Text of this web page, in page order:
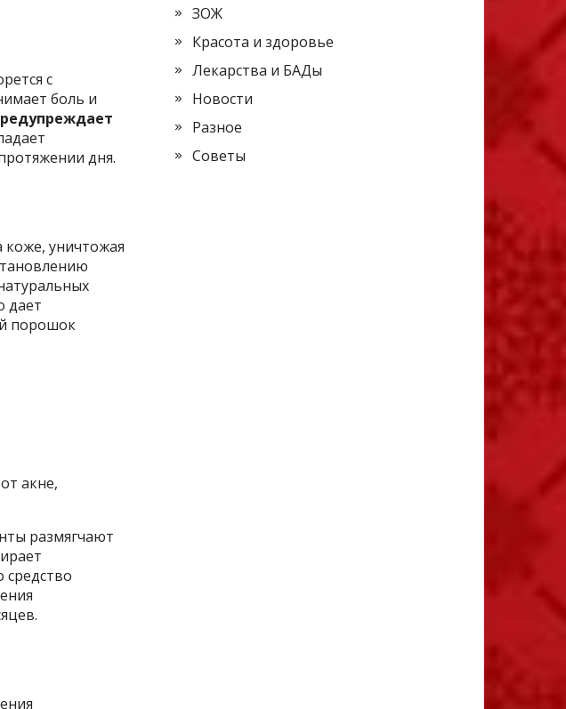
с
боль и
дня.
уничтожая
дает
порошок
акне,
размягчают
ЗОЖ
Красота и здоровье
Лекарства и БАДы
Новости
Разное
Советы